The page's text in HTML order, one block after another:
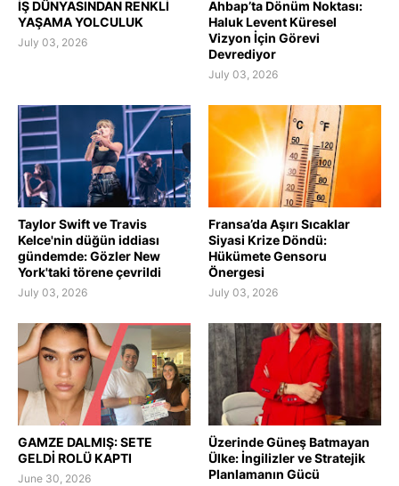
İŞ DÜNYASINDAN RENKLİ
YAŞAMA YOLCULUK
July 03, 2026
Ahbap’ta Dönüm Noktası:
Haluk Levent Küresel
Vizyon İçin Görevi
Devrediyor
July 03, 2026
Taylor Swift ve Travis
Kelce'nin düğün iddiası
gündemde: Gözler New
York'taki törene çevrildi
July 03, 2026
Fransa’da Aşırı Sıcaklar
Siyasi Krize Döndü:
Hükümete Gensoru
Önergesi
July 03, 2026
GAMZE DALMIŞ: SETE
GELDİ ROLÜ KAPTI
June 30, 2026
Üzerinde Güneş Batmayan
Ülke: İngilizler ve Stratejik
Planlamanın Gücü